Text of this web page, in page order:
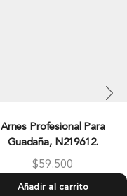
Arnes Profesional Para
Guadaña, N219612.
$59.500
Añadir al carrito